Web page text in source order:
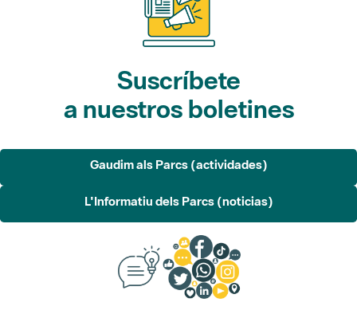
Suscríbete
a nuestros boletines
Gaudim als Parcs (actividades)
L'Informatiu dels Parcs (noticias)